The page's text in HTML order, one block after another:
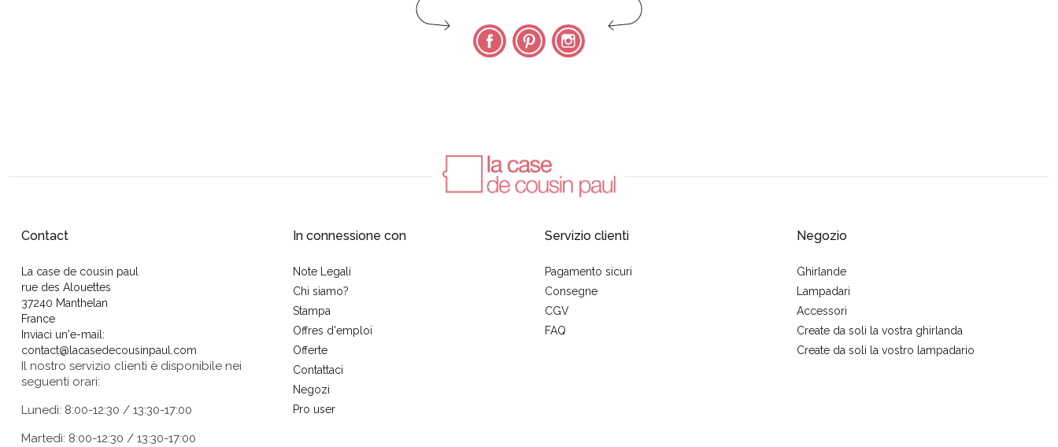
FacebookPinterest Instagram
Contact
La case de cousin paul
rue des Alouettes
37240 Manthelan
France
Inviaci un'e-mail:
contact@lacasedecousinpaul.com
Il nostro servizio clienti è disponibile nei
seguenti orari:
Lunedì: 8:00-12:30 / 13:30-17:00
Martedì: 8:00-12:30 / 13:30-17:00
In connessione con
Note Legali
Chi siamo?
Stampa
Offres d'emploi
Offerte
Contattaci
Negozi
Pro user
Servizio clienti
Pagamento sicuri
Consegne
CGV
FAQ
Negozio
Ghirlande
Lampadari
Accessori
Create da soli la vostra ghirlanda
Create da soli la vostro lampadario